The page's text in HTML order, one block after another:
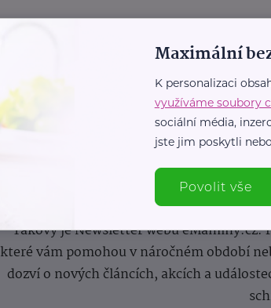
Pravidelný přísun novinek, inspirace na
Takový je Newsletter webu
které vám pomohou v náročném období
dozví o nových článcích, akcích a
Maximální
K personalizaci
využíváme soubory
sociální média,
jste jim poskytli
Povolit vše